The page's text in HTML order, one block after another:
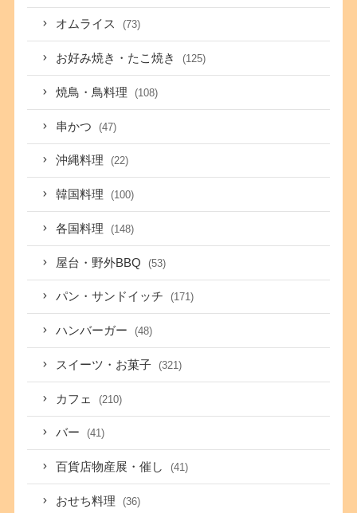
オムライス (73)
お好み焼き・たこ焼き (125)
焼鳥・鳥料理 (108)
串かつ (47)
沖縄料理 (22)
韓国料理 (100)
各国料理 (148)
屋台・野外BBQ (53)
パン・サンドイッチ (171)
ハンバーガー (48)
スイーツ・お菓子 (321)
カフェ (210)
バー (41)
百貨店物産展・催し (41)
おせち料理 (36)